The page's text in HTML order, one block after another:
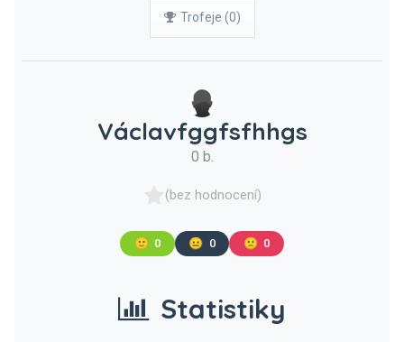
Trofeje (0)
Václavfggfsfhhgs
0 b.
(bez hodnocení)
🙂 0 😐 0 🙁 0
Statistiky